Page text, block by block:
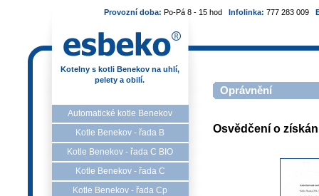
Provozní doba: Po-Pá 8 - 15 hod Infolinka: 777 283 009
Kotelny s kotli Benekov na uhlí,
pelety a obilí.
Automatické kotle Benekov
Kotle Benekov - řada B
Kotle Benekov - řada C BIO
Kotle Benekov - řada C
Kotle Benekov - řada Cp
Oprávnění
Osvědčení o